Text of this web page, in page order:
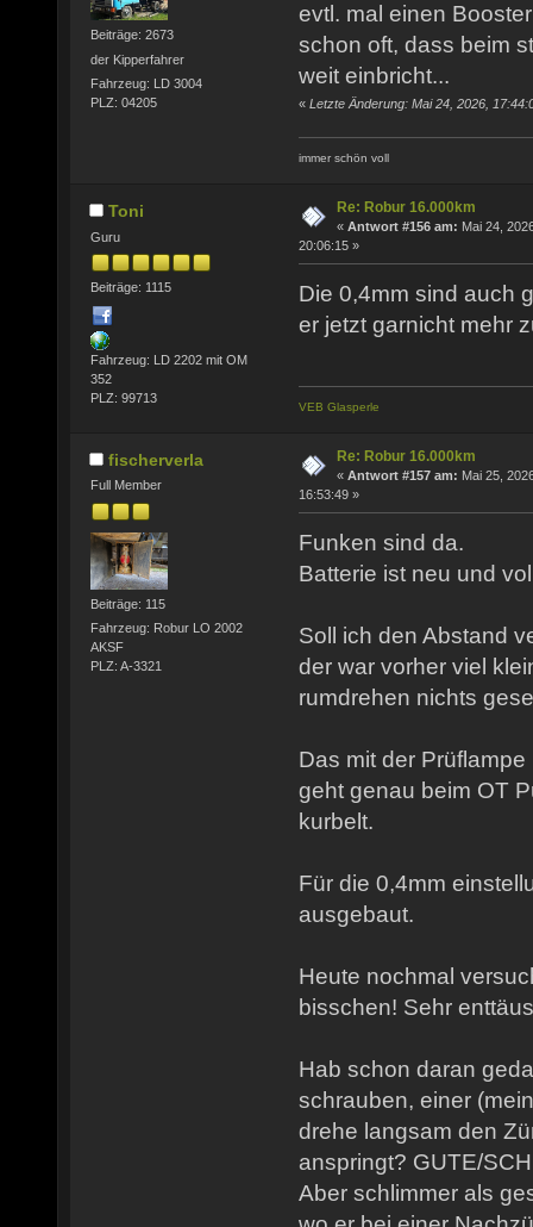
Beiträge: 2673
der Kipperfahrer
Fahrzeug: LD 3004
PLZ: 04205
evtl. mal einen
schon oft, dass beim
weit einbricht...
« Letzte Änderung: Mai 24, 2026,
immer schön voll
Toni
Guru
Beiträge: 1115
Fahrzeug: LD 2202 mit OM
352
PLZ: 99713
Re: Robur 16.000km
« Antwort #156 am: Mai 24,
20:06:15 »
Die 0,4mm sind auch
er jetzt garnicht mehr
VEB Glasperle
fischerverla
Full Member
Beiträge: 115
Fahrzeug: Robur LO 2002
AKSF
PLZ: A-3321
Re: Robur 16.000km
« Antwort #157 am: Mai 25,
16:53:49 »
Funken sind da.
Batterie ist neu und
Soll ich den Abstand
der war vorher viel
rumdrehen nichts
Das mit der
geht genau beim OT
kurbelt.
Für die 0,4mm
ausgebaut.
Heute nochmal
bisschen! Sehr
Hab schon daran
schrauben, einer
drehe langsam den
anspringt? GUTE/
Aber schlimmer als